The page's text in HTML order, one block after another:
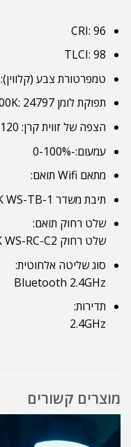
CRI: 96
TLCI: 98
טמפרטורת צבע (קלווין): 5600K
תפוקת לומן 5600K: 24797
הצפה של זווית קרן: 120 מעלות
עמעום:-0-100%
מתאם Wifi תואם:
תיבת משדר NANLINK WS-TB-1
שלט רחוק תואם:
שלט רחוק NANLINK WS-RC-C2
סוג שליטה אלחוטית:
Bluetooth 2.4GHz
תדירות:
2.4GHz
מוצרים קשורים